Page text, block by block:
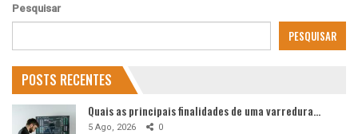
Pesquisar
PESQUISAR
POSTS RECENTES
Quais as principais finalidades de uma varredura…
5 Ago, 2026 0